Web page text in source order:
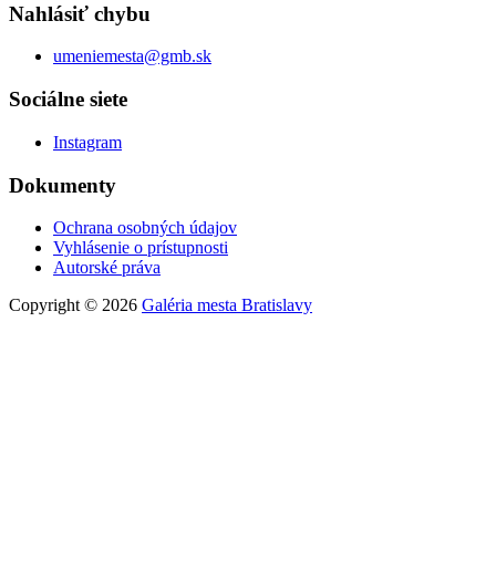
Nahlásiť chybu
umeniemesta@gmb.sk
Sociálne siete
Instagram
Dokumenty
Ochrana osobných údajov
Vyhlásenie o prístupnosti
Autorské práva
Copyright © 2026 Galéria mesta Bratislavy